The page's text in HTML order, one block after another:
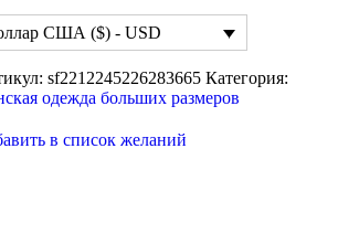
США ($) - USD
sf2212245226283665 Категория:
одежда больших размеров
в список желаний